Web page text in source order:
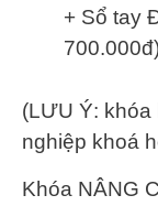
+ Sổ tay
700.000đ)
(LƯU Ý: khóa
nghiệp khoá
Khóa NÂNG